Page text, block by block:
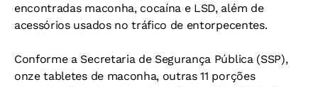
encontradas maconha, cocaína e LSD, além de
acessórios usados no tráfico de entorpecentes.
Conforme a Secretaria de Segurança Pública (SSP),
onze tabletes de maconha, outras 11 porções